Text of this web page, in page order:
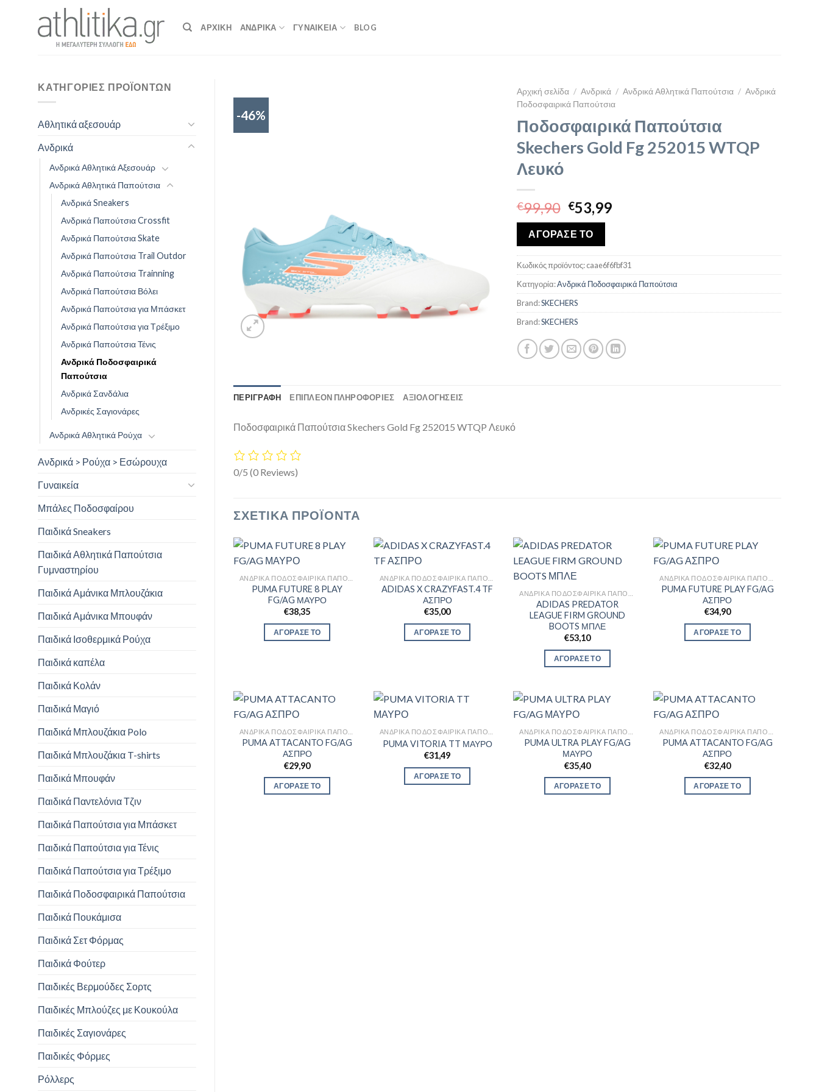
ΑΡΧΙΚΉ ΑΝΔΡΙΚΑ ΓΥΝΑΙΚΕΙΑ BLOG
ΚΑΤΗΓΟΡΊΕΣ ΠΡΟΪΌΝΤΩΝ
Αθλητικά αξεσουάρ
Ανδρικά
Ανδρικά Αθλητικά Αξεσουάρ
Ανδρικά Αθλητικά Παπούτσια
Ανδρικά Sneakers
Ανδρικά Παπούτσια Crossfit
Ανδρικά Παπούτσια Skate
Ανδρικά Παπούτσια Trail Outdor
Ανδρικά Παπούτσια Trainning
Ανδρικά Παπούτσια Βόλει
Ανδρικά Παπούτσια για Μπάσκετ
Ανδρικά Παπούτσια για Τρέξιμο
Ανδρικά Παπούτσια Τένις
Ανδρικά Ποδοσφαιρικά
Παπούτσια
Ανδρικά Σανδάλια
Ανδρικές Σαγιονάρες
Ανδρικά Αθλητικά Ρούχα
Ανδρικά > Ρούχα > Εσώρουχα
Γυναικεία
Μπάλες Ποδοσφαίρου
Παιδικά Sneakers
Παιδικά Αθλητικά Παπούτσια
Γυμναστηρίου
Παιδικά Αμάνικα Μπλουζάκια
Παιδικά Αμάνικα Μπουφάν
Παιδικά Ισοθερμικά Ρούχα
Παιδικά καπέλα
Παιδικά Κολάν
Παιδικά Μαγιό
Παιδικά Μπλουζάκια Polo
Παιδικά Μπλουζάκια T-shirts
Παιδικά Μπουφάν
Παιδικά Παντελόνια Τζιν
Παιδικά Παπούτσια για Μπάσκετ
Παιδικά Παπούτσια για Τένις
Παιδικά Παπούτσια για Τρέξιμο
Παιδικά Ποδοσφαιρικά Παπούτσια
Παιδικά Πουκάμισα
Παιδικά Σετ Φόρμας
Παιδικά Φούτερ
Παιδικές Βερμούδες Σορτς
Παιδικές Μπλούζες με Κουκούλα
Παιδικές Σαγιονάρες
Παιδικές Φόρμες
Ρόλλερς
-46%
Αρχική σελίδα / Ανδρικά / Ανδρικά Αθλητικά Παπούτσια / Ανδρικά
Ποδοσφαιρικά Παπούτσια
Ποδοσφαιρικά Παπούτσια
Skechers Gold Fg 252015 WTQP
Λευκό
€99,90 Original
price
was:
€99,90.
€53,99Η
€53,99.
ΑΓΟΡΑΣΕ ΤΟ
Κωδικός προϊόντος:caae6f6fbf31
Κατηγορία:Ανδρικά Ποδοσφαιρικά Παπούτσια
Brand:SKECHERS
Brand:SKECHERS
ΠΕΡΙΓΡΑΦΉ ΕΠΙΠΛΈΟΝ ΠΛΗΡΟΦΟΡΊΕΣ ΑΞΙΟΛΟΓΗΣΕΙΣ
Ποδοσφαιρικά Παπούτσια Skechers Gold Fg 252015 WTQP Λευκό
0/5 (0 Reviews)
ΣΧΕΤΙΚΆ ΠΡΟΪΌΝΤΑ
PUMA FUTURE 8 PLAY
FG/AG ΜΑΥΡΟ
€38,35
ΑΓΟΡΑΣΕ ΤΟ
ADIDAS X CRAZYFAST.4 TF
ΑΣΠΡΟ
€35,00
ΑΓΟΡΑΣΕ ΤΟ
ADIDAS PREDATOR
LEAGUE FIRM GROUND
BOOTS ΜΠΛΕ
€53,10
ΑΓΟΡΑΣΕ ΤΟ
PUMA FUTURE PLAY FG/AG
ΑΣΠΡΟ
€34,90
ΑΓΟΡΑΣΕ ΤΟ
PUMA ATTACANTO FG/AG
ΑΣΠΡΟ
€29,90
ΑΓΟΡΑΣΕ ΤΟ
PUMA VITORIA TT ΜΑΥΡΟ
€31,49
ΑΓΟΡΑΣΕ ΤΟ
PUMA ULTRA PLAY FG/AG
ΜΑΥΡΟ
€35,40
ΑΓΟΡΑΣΕ ΤΟ
PUMA ATTACANTO FG/AG
ΑΣΠΡΟ
€32,40
ΑΓΟΡΑΣΕ ΤΟ